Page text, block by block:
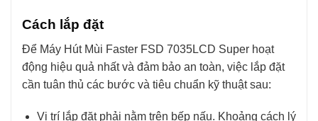
Cách lắp đặt
Để Máy Hút Mùi Faster FSD 7035LCD Super hoạt
động hiệu quả nhất và đảm bảo an toàn, việc lắp đặt
cần tuân thủ các bước và tiêu chuẩn kỹ thuật sau:
Vị trí lắp đặt phải nằm trên bếp nấu. Khoảng cách lý